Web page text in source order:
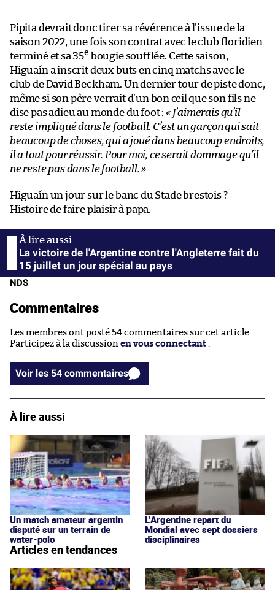
Pipita devrait donc tirer sa révérence à l’issue de la
saison 2022, une fois son contrat avec le club floridien
terminé et sa 35e bougie soufflée. Cette saison,
Higuaín a inscrit deux buts en cinq matchs avec le
club de David Beckham. Un dernier tour de piste donc,
même si son père verrait d’un bon œil que son fils ne
dise pas adieu au monde du foot : « J’aimerais qu’il
reste impliqué dans le football. C’est un garçon qui sait
beaucoup de choses, qui a joué dans beaucoup endroits,
il a tout pour réussir. Pour moi, ce serait dommage qu’il
ne reste pas dans le football. »
Higuaín un jour sur le banc du Stade brestois ?
Histoire de faire plaisir à papa.
La victoire de l'Argentine contre l'Angleterre fait du
15 juillet un jour spécial au pays
NDS
Commentaires
Les membres ont posté 54 commentaires sur cet article.
Participez à la discussion en vous connectant
Voir les 54 commentaires
À lire aussi
Un match amateur argentin
disputé sur un terrain de
water-polo
L’Argentine repart du
Mondial avec sept dossiers
disciplinaires
Articles en tendances